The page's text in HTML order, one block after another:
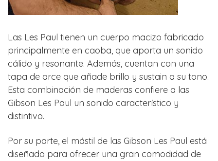
Las Les Paul tienen un cuerpo macizo fabricado
principalmente en caoba, que aporta un sonido
cálido y resonante. Además, cuentan con una
tapa de arce que añade brillo y sustain a su tono.
Esta combinación de maderas confiere a las
Gibson Les Paul un sonido característico y
distintivo.
Por su parte, el mástil de las Gibson Les Paul está
diseñado para ofrecer una gran comodidad de